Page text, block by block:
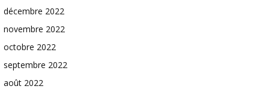
décembre 2022
novembre 2022
octobre 2022
septembre 2022
août 2022